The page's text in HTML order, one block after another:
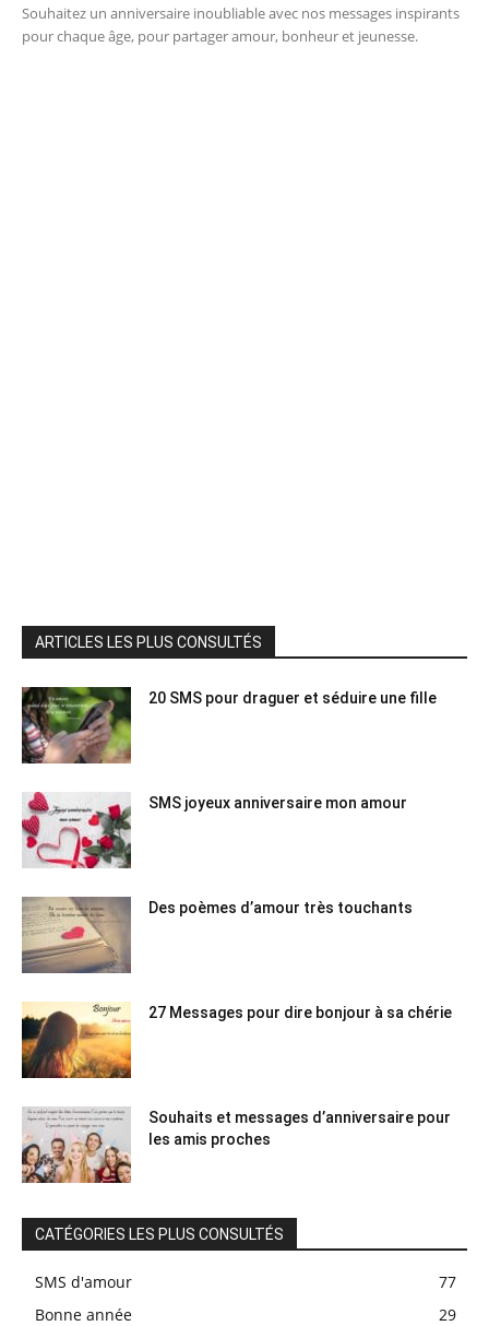
Souhaitez un anniversaire inoubliable avec nos messages inspirants
pour chaque âge, pour partager amour, bonheur et jeunesse.
ARTICLES LES PLUS CONSULTÉS
20 SMS pour draguer et séduire une fille
SMS joyeux anniversaire mon amour
Des poèmes d’amour très touchants
27 Messages pour dire bonjour à sa chérie
Souhaits et messages d’anniversaire pour
les amis proches
CATÉGORIES LES PLUS CONSULTÉS
SMS d'amour
77
Bonne année
29